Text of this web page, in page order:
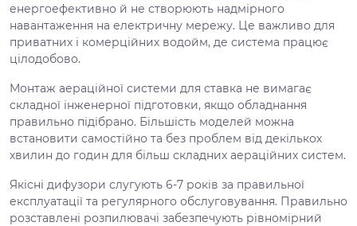
енергоефективно й не створюють надмірного
навантаження на електричну мережу. Це важливо для
приватних і комерційних водойм, де система працює
цілодобово.
Монтаж аераційної системи для ставка не вимагає
складної інженерної підготовки, якщо обладнання
правильно підібрано. Більшість моделей можна
встановити самостійно та без проблем від декількох
хвилин до годин для більш складних аераційних систем.
Якісні дифузори слугують 6-7 років за правильної
експлуатації та регулярного обслуговування. Правильно
розставлені розпилювачі забезпечують рівномірний